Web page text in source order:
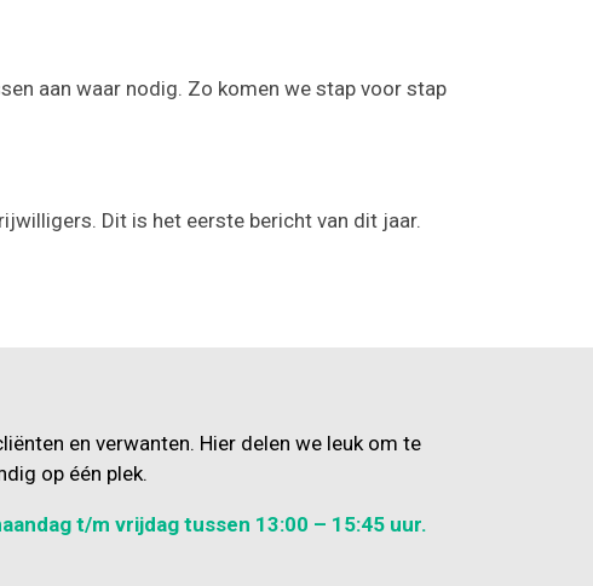
aan waar nodig. Zo komen we stap voor stap
Dit is het eerste bericht van dit jaar.
en verwanten. Hier delen we leuk om te
op één plek.
t/m vrijdag tussen 13:00 – 15:45 uur.